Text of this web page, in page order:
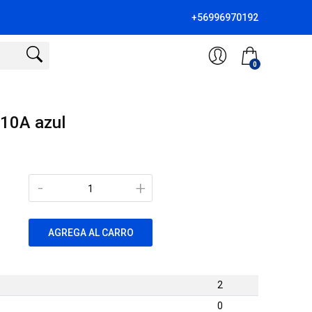
+56996970192
0
azul
+
-
AGREGA AL CARRO
2
0